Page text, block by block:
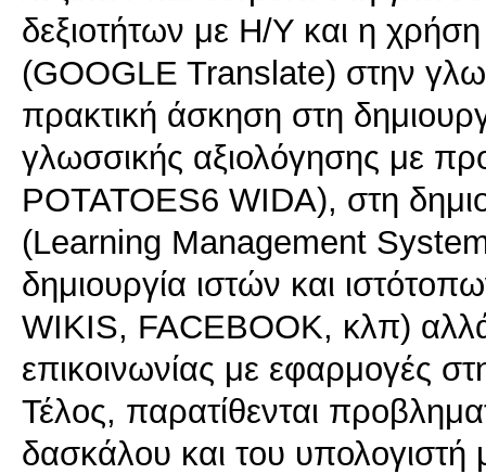
δεξιοτήτων με Η/Υ και η
(GOOGLE Translate) στην
πρακτική άσκηση στη
γλωσσικής αξιολόγησης με
POTATOES6 WIDA), στη
(Learning Management
δημιουργία ιστών και
WIKIS, FACEBOOK, κλπ)
επικοινωνίας με εφαρμογές
Τέλος, παρατίθενται
δασκάλου και του υπολογιστή